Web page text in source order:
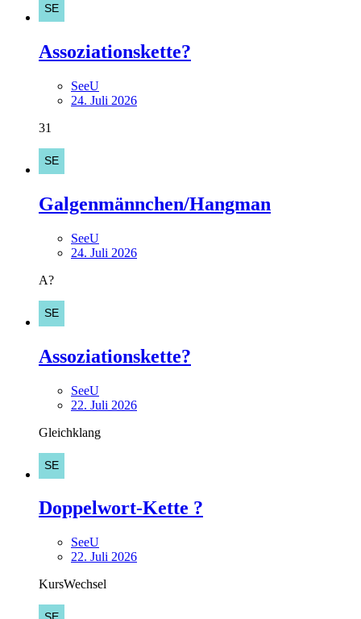
Assoziationskette?
SeeU
24. Juli 2026
31
Galgenmännchen/Hangman
SeeU
24. Juli 2026
A?
Assoziationskette?
SeeU
22. Juli 2026
Gleichklang
Doppelwort-Kette ?
SeeU
22. Juli 2026
KursWechsel